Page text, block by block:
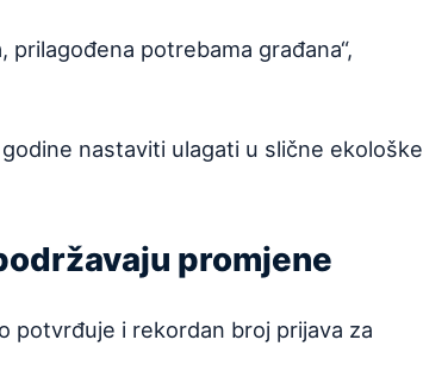
potrebama građana“,
nastaviti ulagati u slične ekološke
promjene
potvrđuje i rekordan broj prijava za